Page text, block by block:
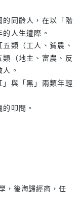
的同齡人，在以「階
人生遭際。
類（工人、貧農、
（地主、富農、反
。
」與「黑」兩類年輕
叩問。
，後海歸經商，任